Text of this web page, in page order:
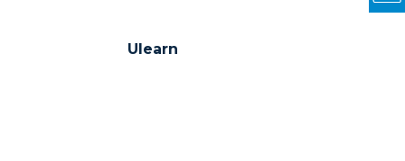
Ulearn